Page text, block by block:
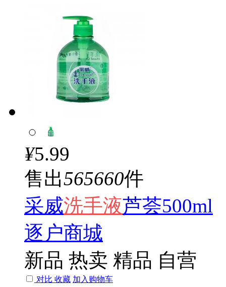
¥5.99
售出565660件
采威洗手液芦荟500ml
逐户商城
新品 热卖 精品 自营
对比 收藏 加入购物车